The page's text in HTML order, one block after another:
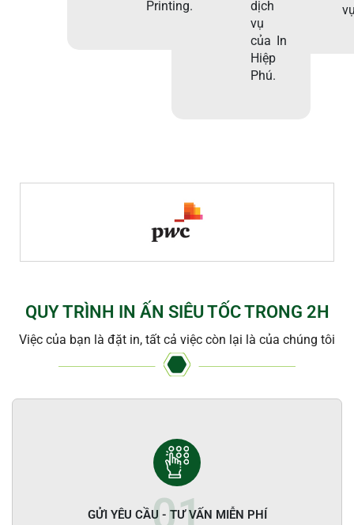
Printing.
dịch
vụ
của In
Hiệp
Phú.
QUY TRÌNH IN ẤN SIÊU TỐC TRONG 2H
Việc của bạn là đặt in, tất cả việc còn lại là của chúng tôi
GỬI YÊU CẦU - TƯ VẤN MIỄN PHÍ